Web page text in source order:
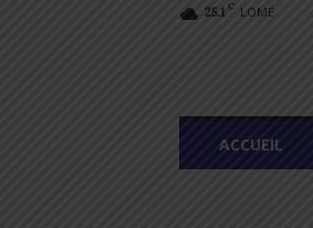
25.1 C LOMÉ
L
M
ACCUEIL